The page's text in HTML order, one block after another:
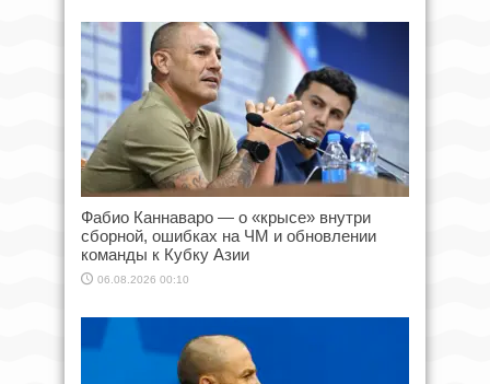
Фабио Каннаваро — о «крысе» внутри
сборной, ошибках на ЧМ и обновлении
команды к Кубку Азии
06.08.2026 00:10